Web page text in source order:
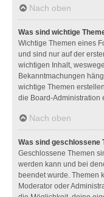
Nach oben
Was sind wichtige
Wichtige Themen eines
und sind nur auf der
wichtigen Inhalt,
Bekanntmachungen
wichtige Themen
die Board-Administration
Nach oben
Was sind geschlossene
Geschlossene Themen
werden kann und bei
beendet wurde. Themen
Moderator oder